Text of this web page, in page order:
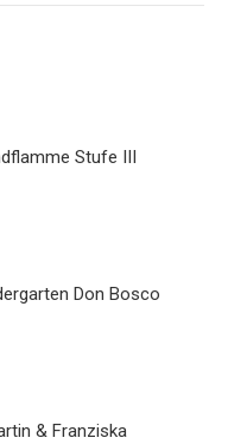
Stufe III
Don Bosco
& Franziska